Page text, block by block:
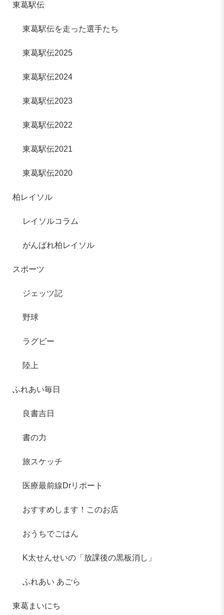
東葛駅伝
東葛駅伝を走った選手たち
東葛駅伝2025
東葛駅伝2024
東葛駅伝2023
東葛駅伝2022
東葛駅伝2021
東葛駅伝2020
柏レイソル
レイソルコラム
がんばれ柏レイソル
スポーツ
ジェッツ記
野球
ラグビー
陸上
ふれあい毎日
良書吉日
書の力
旅スケッチ
医療最前線Drリポート
おすすめします！このお店
おうちでごはん
K太せんせいの「放課後の黒板消し」
ふれあい あごら
東葛まいにち